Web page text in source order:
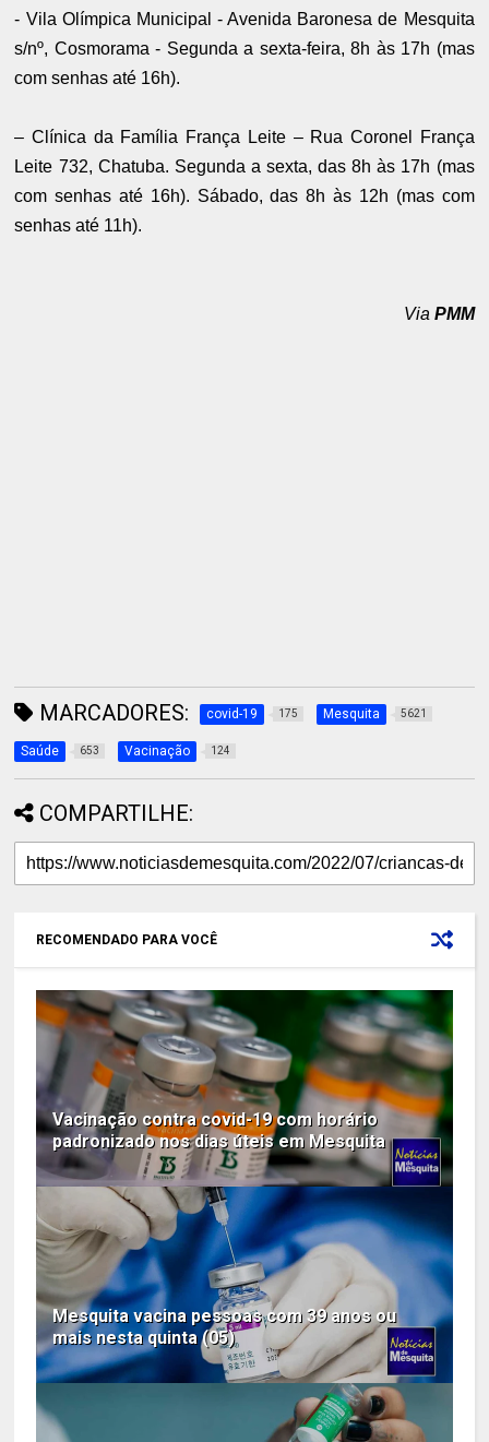
- Vila Olímpica Municipal - Avenida Baronesa de Mesquita
s/nº, Cosmorama - Segunda a sexta-feira, 8h às 17h (mas
com senhas até 16h).
– Clínica da Família França Leite – Rua Coronel França
Leite 732, Chatuba. Segunda a sexta, das 8h às 17h (mas
com senhas até 16h). Sábado, das 8h às 12h (mas com
senhas até 11h).
Via PMM
MARCADORES: covid-19 175 Mesquita 5621
Saúde 653 Vacinação 124
COMPARTILHE:
RECOMENDADO PARA VOCÊ
Vacinação contra covid-19 com horário
padronizado nos dias úteis em Mesquita
Mesquita vacina pessoas com 39 anos ou
mais nesta quinta (05)